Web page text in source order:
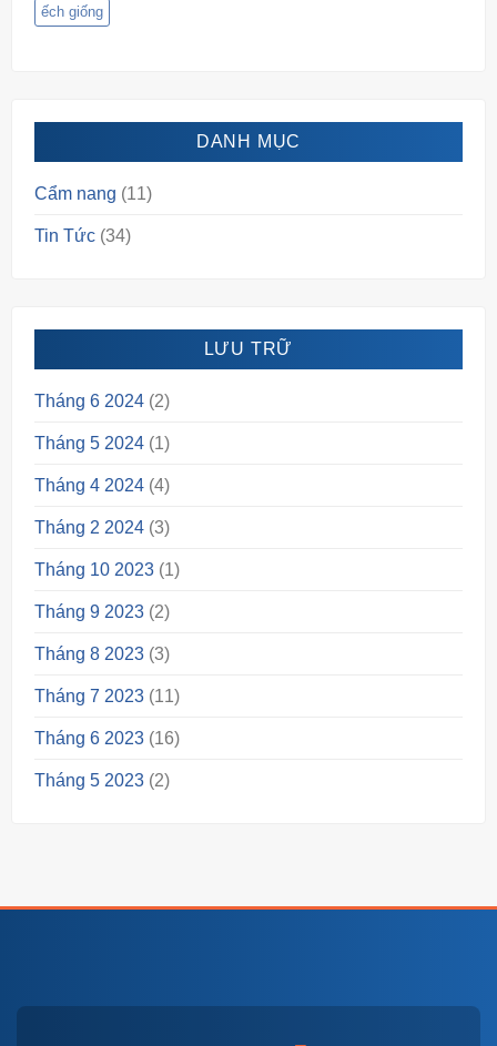
ếch giống
DANH MỤC
Cẩm nang (11)
Tin Tức(34)
LƯU TRỮ
Tháng 6 2024(2)
Tháng 5 2024(1)
Tháng 4 2024(4)
Tháng 2 2024(3)
Tháng 10 2023(1)
Tháng 9 2023(2)
Tháng 8 2023(3)
Tháng 7 2023(11)
Tháng 6 2023(16)
Tháng 5 2023(2)